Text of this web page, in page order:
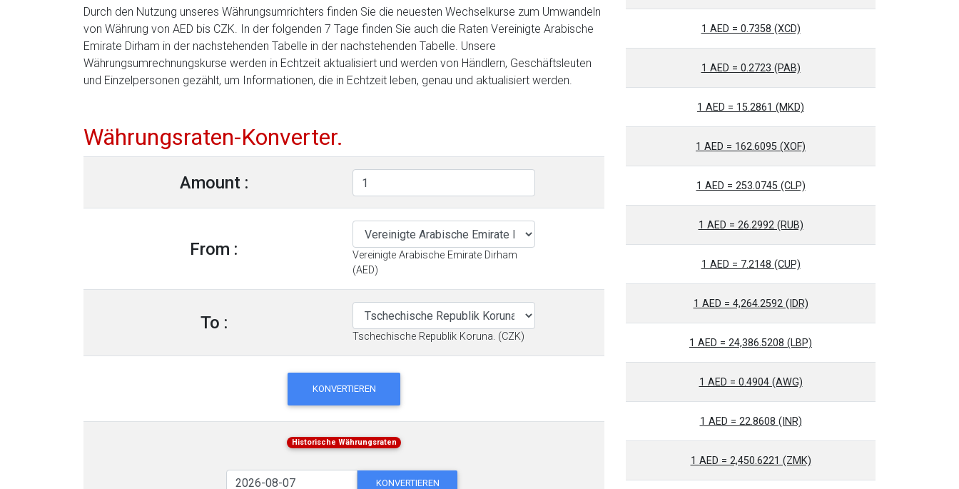
Durch den Nutzung unseres Währungsumrichters finden Sie die neuesten Wechselkurse zum Umwandeln
von Währung von AED bis CZK. In der folgenden 7 Tage finden Sie auch die Raten Vereinigte Arabische
Emirate Dirham in der nachstehenden Tabelle in der nachstehenden Tabelle. Unsere
Währungsumrechnungskurse werden in Echtzeit aktualisiert und werden von Händlern, Geschäftsleuten
und Einzelpersonen gezählt, um Informationen, die in Echtzeit leben, genau und aktualisiert werden.
Währungsraten-Konverter.
Amount :
From :
Vereinigte Arabische Emirate Dirham
(AED)
To :
Tschechische Republik Koruna. (CZK)
KONVERTIEREN
Historische Währungsraten
KONVERTIEREN
1 AED = 0.7358 (XCD)
1 AED = 0.2723 (PAB)
1 AED = 15.2861 (MKD)
1 AED = 162.6095 (XOF)
1 AED = 253.0745 (CLP)
1 AED = 26.2992 (RUB)
1 AED = 7.2148 (CUP)
1 AED = 4,264.2592 (IDR)
1 AED = 24,386.5208 (LBP)
1 AED = 0.4904 (AWG)
1 AED = 22.8608 (INR)
1 AED = 2,450.6221 (ZMK)